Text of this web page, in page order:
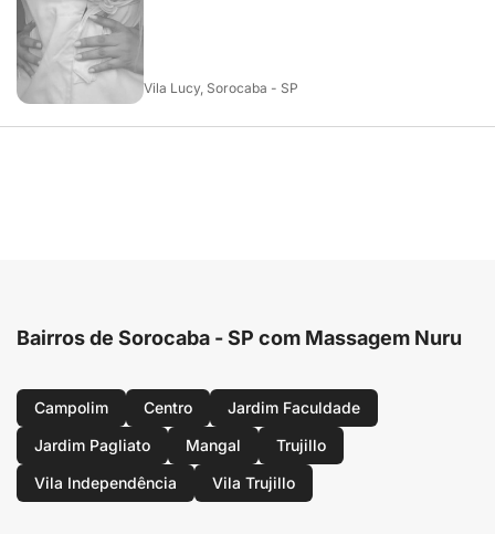
Vila Lucy, Sorocaba - SP
Bairros de Sorocaba - SP com Massagem Nuru
Campolim Centro
Jardim Faculdade
Jardim Pagliato
Mangal
Trujillo
Vila Independência
Vila Trujillo